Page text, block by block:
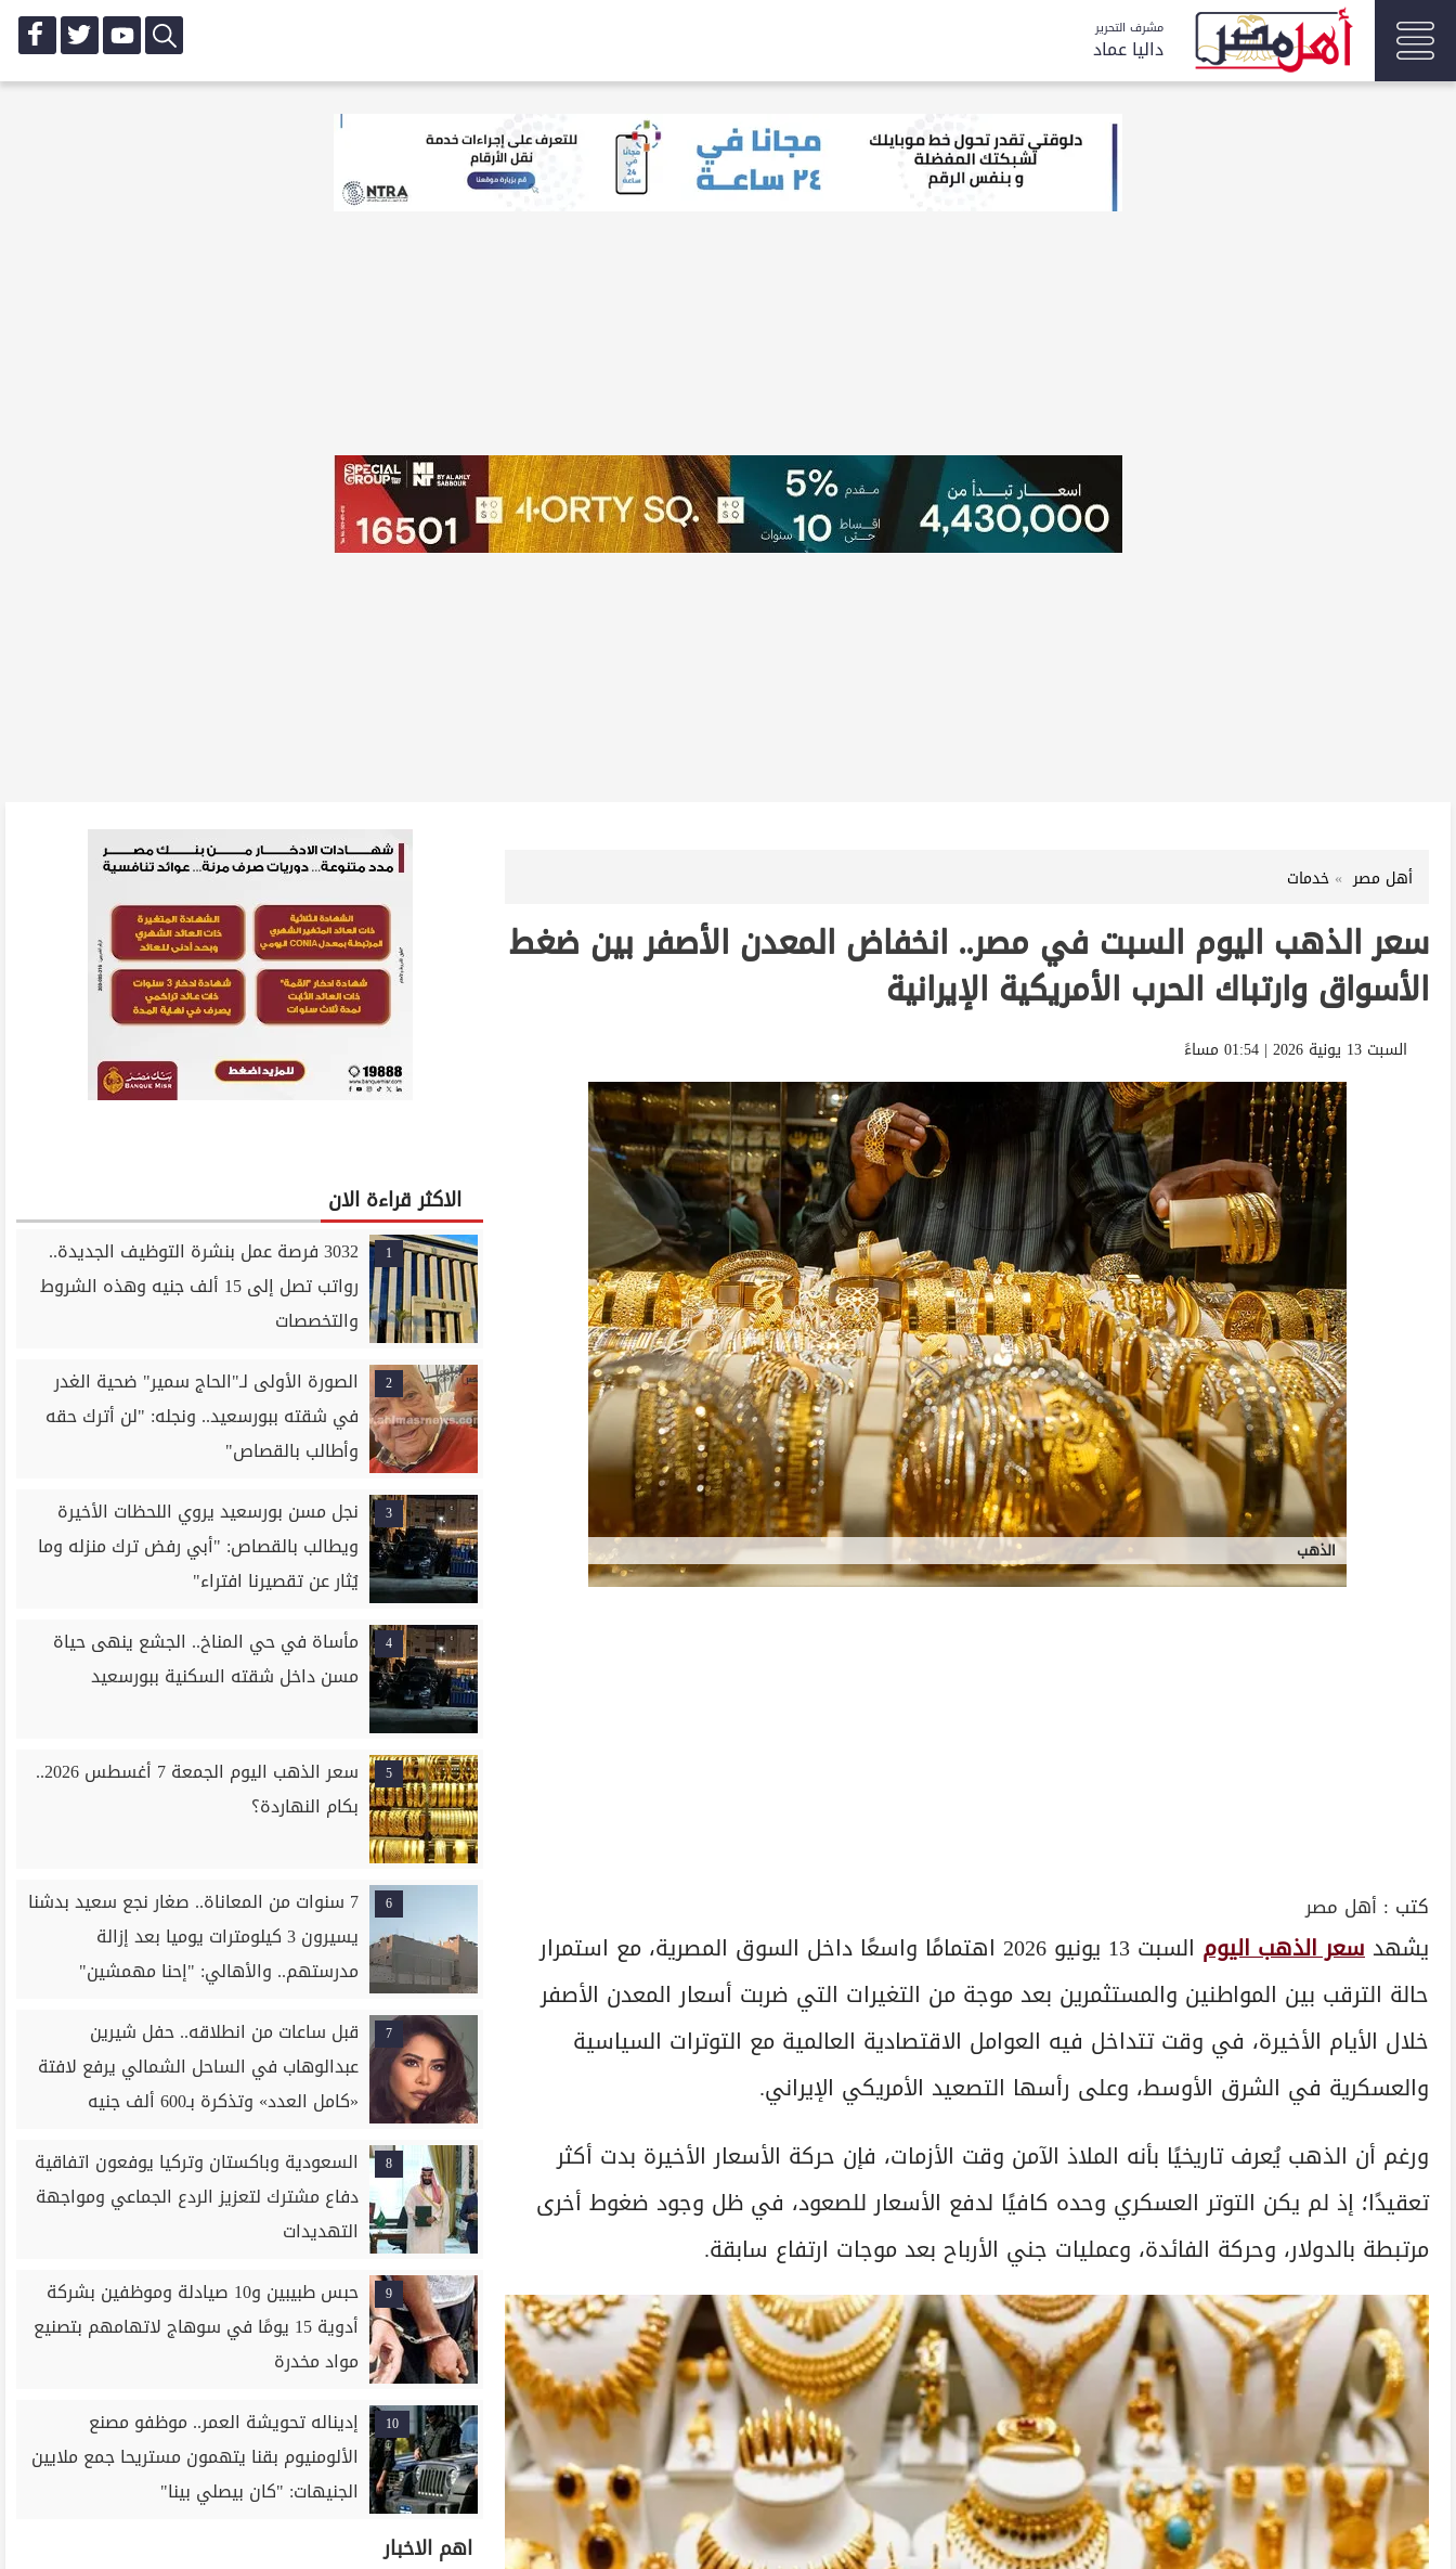
مشرف التحرير
داليا عماد
أهل مصر خدمات
سعر الذهب اليوم السبت في مصر.. انخفاض المعدن الأصفر بين ضغط
الأسواق وارتباك الحرب الأمريكية الإيرانية
السبت 13 يونية 2026 | 01:54 مساءً
الذهب
كتب : أهل مصر
يشهد سعر الذهب اليوم
السبت 13 يونيو 2026 اهتمامًا واسعًا داخل السوق المصرية، مع استمرار
حالة الترقب بين المواطنين والمستثمرين بعد موجة من التغيرات التي ضربت أسعار المعدن الأصفر
خلال الأيام الأخيرة، في وقت تتداخل فيه العوامل الاقتصادية العالمية مع التوترات السياسية
والعسكرية في الشرق الأوسط، وعلى رأسها التصعيد الأمريكي الإيراني.
ورغم أن الذهب يُعرف تاريخيًا بأنه الملاذ الآمن وقت الأزمات، فإن حركة الأسعار الأخيرة بدت أكثر
تعقيدًا؛ إذ لم يكن التوتر العسكري وحده كافيًا لدفع الأسعار للصعود، في ظل وجود ضغوط أخرى
مرتبطة بالدولار، وحركة الفائدة، وعمليات جني الأرباح بعد موجات ارتفاع سابقة.
الاكثر قراءة الان
1
3032 فرصة عمل بنشرة التوظيف الجديدة..
رواتب تصل إلى 15 ألف جنيه وهذه الشروط
والتخصصات
2
الصورة الأولى لـ"الحاج سمير" ضحية الغدر
في شقته ببورسعيد.. ونجله: "لن أترك حقه
وأطالب بالقصاص"
3
نجل مسن بورسعيد يروي اللحظات الأخيرة
ويطالب بالقصاص: "أبي رفض ترك منزله وما
يُثار عن تقصيرنا افتراء"
4
مأساة في حي المناخ.. الجشع ينهى حياة
مسن داخل شقته السكنية ببورسعيد
5
سعر الذهب اليوم الجمعة 7 أغسطس 2026..
بكام النهاردة؟
6
7 سنوات من المعاناة.. صغار نجع سعيد بدشنا
يسيرون 3 كيلومترات يوميا بعد إزالة
مدرستهم.. والأهالي: "إحنا مهمشين"
7
قبل ساعات من انطلاقه.. حفل شيرين
عبدالوهاب في الساحل الشمالي يرفع لافتة
«كامل العدد» وتذكرة بـ600 ألف جنيه
8
السعودية وباكستان وتركيا يوفعون اتفاقية
دفاع مشترك لتعزيز الردع الجماعي ومواجهة
التهديدات
9
حبس طبيبين و10 صيادلة وموظفين بشركة
أدوية 15 يومًا في سوهاج لاتهامهم بتصنيع
مواد مخدرة
10
إديناله تحويشة العمر.. موظفو مصنع
الألومنيوم بقنا يتهمون مستريحا جمع ملايين
الجنيهات: "كان بيصلي بينا"
اهم الاخبار